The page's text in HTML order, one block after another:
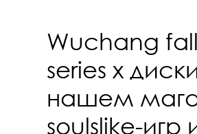
Wuchang
series x
нашем
soulslike-игр